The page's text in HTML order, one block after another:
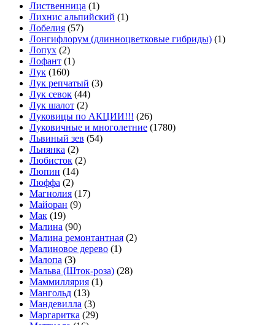
Лиственница (1)
Лихнис альпийский (1)
Лобелия (57)
Лонгифлорум (длинноцветковые гибриды) (1)
Лопух (2)
Лофант (1)
Лук (160)
Лук репчатый (3)
Лук севок (44)
Лук шалот (2)
Луковицы по АКЦИИ!!! (26)
Луковичные и многолетние (1780)
Львиный зев (54)
Льнянка (2)
Любисток (2)
Люпин (14)
Люффа (2)
Магнолия (17)
Майоран (9)
Мак (19)
Малина (90)
Малина ремонтантная (2)
Малиновое дерево (1)
Малопа (3)
Мальва (Шток-роза) (28)
Маммиллярия (1)
Мангольд (13)
Мандевилла (3)
Маргаритка (29)